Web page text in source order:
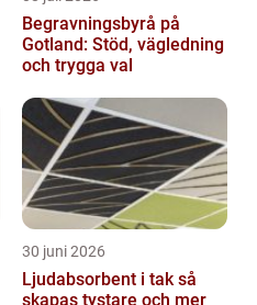
Begravningsbyrå på
Gotland: Stöd, vägledning
och trygga val
30 juni 2026
Ljudabsorbent i tak så
skapas tystare och mer